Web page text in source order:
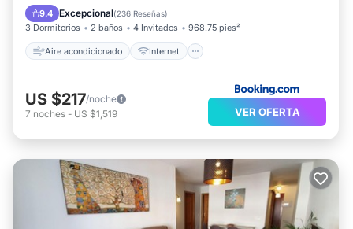
9.4 Excepcional(236 Reseñas)
3 Dormitorios 2 baños 4 Invitados 968.75 pies²
Aire acondicionado Internet
Apto para niños
US $217/noche
7 noches - US $1,519 VER OFERTA